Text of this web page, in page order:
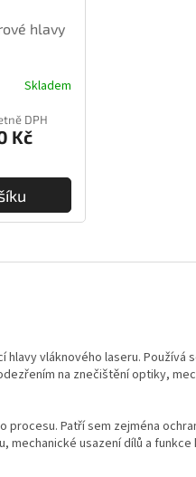
hlavy
Skladem
DPH
Kč
vláknového laseru. Používá
na znečištění optiky,
Patří sem zejména
usazení dílů a funkce